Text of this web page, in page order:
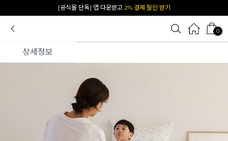
카카오 플친 추가하면1천원 즉시 할인 쿠폰
0
상세정보